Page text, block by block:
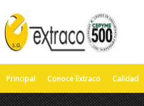
Principal Conoce Extraco Calidad